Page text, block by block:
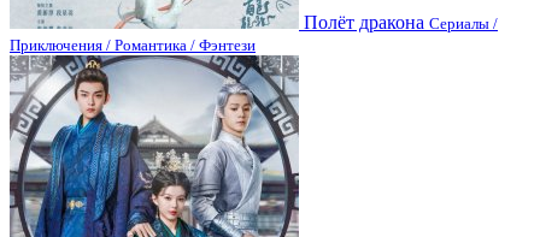
Полёт дракона Сериалы /
Приключения / Романтика / Фэнтези